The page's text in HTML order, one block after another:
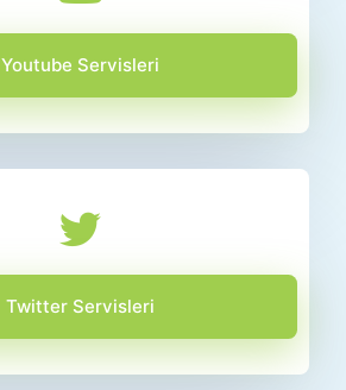
Youtube Servisleri
Twitter Servisleri